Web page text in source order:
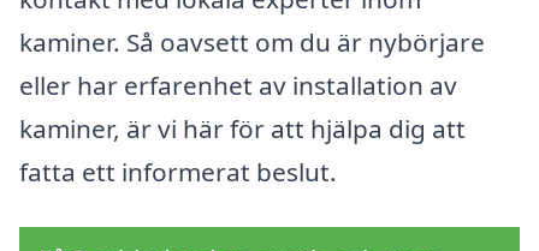
kaminer. Så oavsett om du är nybörjare
eller har erfarenhet av installation av
kaminer, är vi här för att hjälpa dig att
fatta ett informerat beslut.